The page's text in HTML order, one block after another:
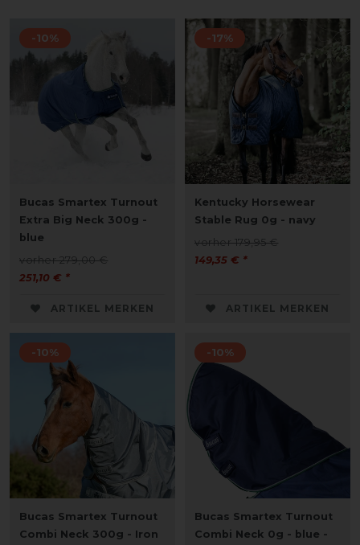
-10%
Bucas Smartex Turnout
Extra Big Neck 300g -
blue
vorher 279,00 €
251,10 € *
ARTIKEL MERKEN
-17%
Kentucky Horsewear
Stable Rug 0g - navy
vorher 179,95 €
149,35 € *
ARTIKEL MERKEN
-10%
Bucas Smartex Turnout
Combi Neck 300g - Iron
-10%
Bucas Smartex Turnout
Combi Neck 0g - blue -